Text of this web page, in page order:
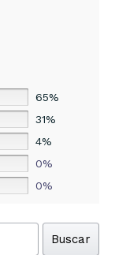
65%
31%
4%
0%
0%
Buscar